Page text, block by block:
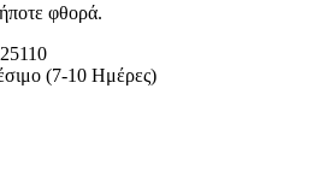
φθορά.
25110
(7-10 Ημέρες)